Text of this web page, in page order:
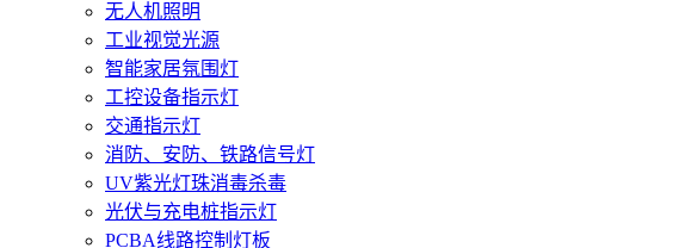
无人机照明
工业视觉光源
智能家居氛围灯
工控设备指示灯
交通指示灯
消防、安防、铁路信号灯
UV紫光灯珠消毒杀毒
光伏与充电桩指示灯
PCBA线路控制灯板